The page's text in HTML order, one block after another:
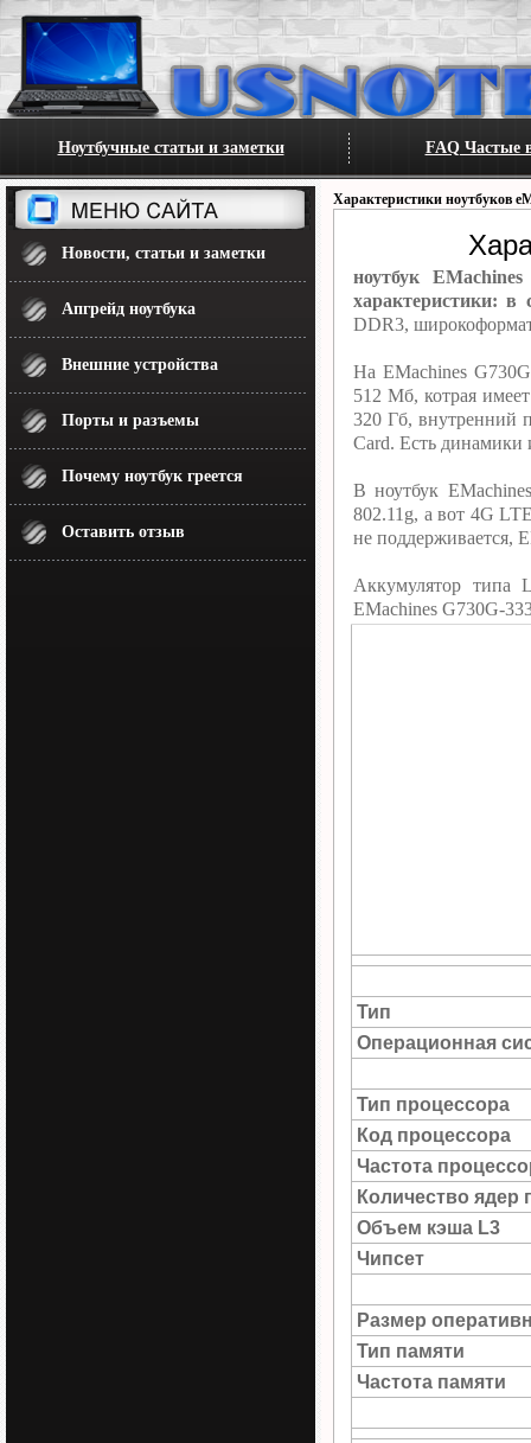
Ноутбучные статьи и заметки FAQ Частые
Новости, статьи и заметки
Апгрейд ноутбука
Внешние устройства
Порты и разъемы
Почему ноутбук греется
Оставить отзыв
Характеристики ноутбуков
ноутбук
характеристики: в
DDR3,
На EMachines
512 Мб, котрая
320 Гб, внутренний
Card. Есть динамики
В ноутбук
802.11g, а вот 4G
не поддерживается,
Аккумулятор типа
EMachines G730G-
Тип
Операционная
Тип процессора
Код процессора
Частота
Количество ядер
Объем кэша L3
Чипсет
Размер
Тип памяти
Частота памяти